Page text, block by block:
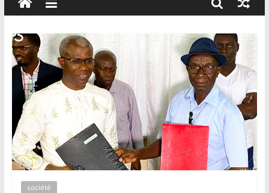
production
société